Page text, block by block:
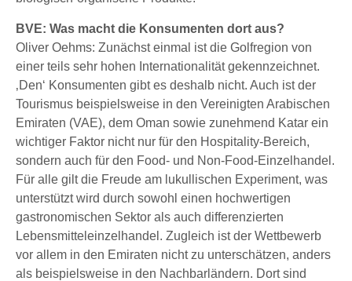
BVE: Was macht die Konsumenten dort aus?
Oliver Oehms: Zunächst einmal ist die Golfregion von
einer teils sehr hohen Internationalität gekennzeichnet.
‚Den‘ Konsumenten gibt es deshalb nicht. Auch ist der
Tourismus beispielsweise in den Vereinigten Arabischen
Emiraten (VAE), dem Oman sowie zunehmend Katar ein
wichtiger Faktor nicht nur für den Hospitality-Bereich,
sondern auch für den Food- und Non-Food-Einzelhandel.
Für alle gilt die Freude am lukullischen Experiment, was
unterstützt wird durch sowohl einen hochwertigen
gastronomischen Sektor als auch differenzierten
Lebensmitteleinzelhandel. Zugleich ist der Wettbewerb
vor allem in den Emiraten nicht zu unterschätzen, anders
als beispielsweise in den Nachbarländern. Dort sind